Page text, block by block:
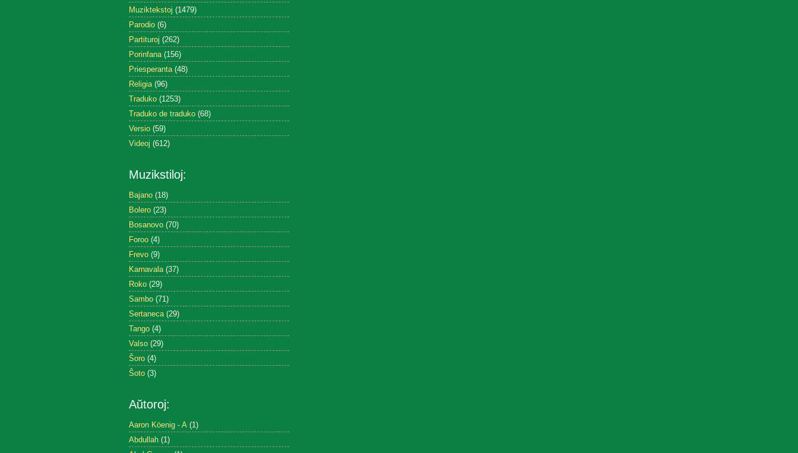
Muziktekstoj (1479)
Parodio (6)
Partituroj (262)
Porinfana (156)
Priesperanta (48)
Religia (96)
Traduko (1253)
Traduko de traduko (68)
Versio (59)
Videoj (612)
Muzikstiloj:
Bajano (18)
Bolero (23)
Bosanovo (70)
Foroo (4)
Frevo (9)
Karnavala (37)
Roko (29)
Sambo (71)
Sertaneca (29)
Tango (4)
Valso (29)
Ŝoro (4)
Ŝoto (3)
Aŭtoroj:
Aaron Köenig - A (1)
Abdullah (1)